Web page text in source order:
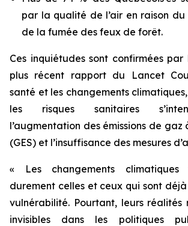
par la qualité de l’air en raison
de la fumée des feux de forêt.
Ces inquiétudes sont confirmées par
plus récent rapport du
Lancet
santé et les changements
les risques sanitaires
l’augmentation des émissions de
(GES) et l’insuffisance des mesures
« Les changements climatiques
durement celles et ceux qui sont
vulnérabilité. Pourtant, leurs réalités
invisibles dans les politiques